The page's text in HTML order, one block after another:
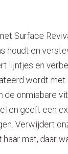
Surface
houdt en
lijntjes en
wordt met
de onmisbare
en geeft een
Verwijdert
mat, daar